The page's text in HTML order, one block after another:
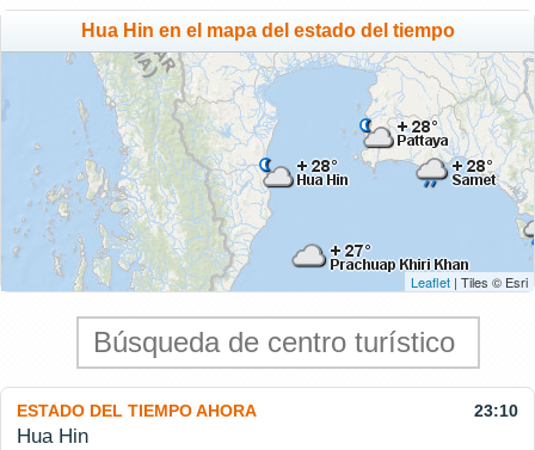
Hua Hin en el mapa del estado del tiempo
Leaflet | Tiles © Esri
ESTADO DEL TIEMPO AHORA 23:10
Hua Hin